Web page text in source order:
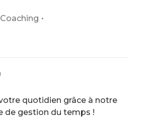
Coaching
quotidien grâce à notre
de gestion du temps !